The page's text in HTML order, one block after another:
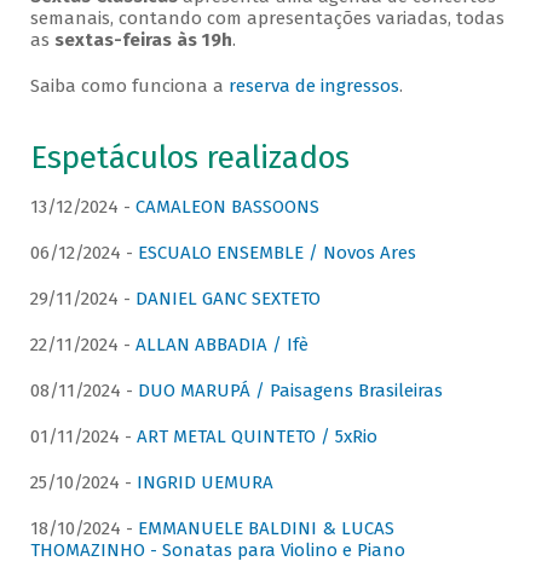
semanais, contando com apresentações variadas, todas
as sextas-feiras às 19h.
Saiba como funciona a reserva de ingressos.
Espetáculos realizados
13/12/2024 - CAMALEON BASSOONS
06/12/2024 - ESCUALO ENSEMBLE / Novos Ares
29/11/2024 - DANIEL GANC SEXTETO
22/11/2024 - ALLAN ABBADIA / Ifè
08/11/2024 - DUO MARUPÁ / Paisagens Brasileiras
01/11/2024 - ART METAL QUINTETO / 5xRio
25/10/2024 - INGRID UEMURA
18/10/2024 - EMMANUELE BALDINI & LUCAS
THOMAZINHO - Sonatas para Violino e Piano